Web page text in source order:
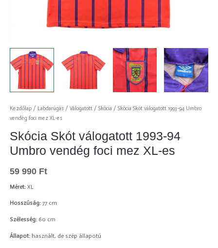
Kezdőlap / Labdarúgás / Válogatott / Skócia / Skócia Skót válogatott 1993-94 Umbro
vendég foci mez XL-es
Skócia Skót válogatott 1993-94
Umbro vendég foci mez XL-es
59 990 Ft
Méret: XL
Hosszúság: 77 cm
Szélesség: 60 cm
Állapot: használt, de szép állapotú